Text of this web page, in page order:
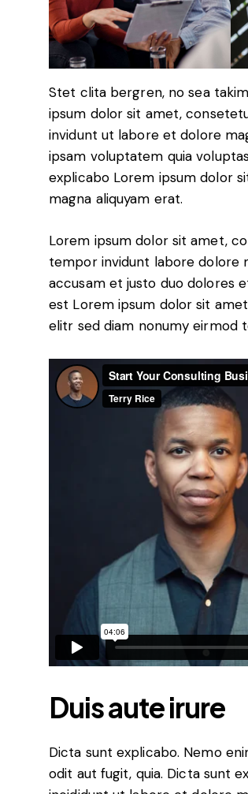
Stet clita bergren, no sea
ipsum dolor sit amet,
invidunt ut labore et dolore
ipsam voluptatem quia
explicabo Lorem ipsum dolor
magna aliquyam erat.
Lorem ipsum dolor sit amet,
tempor invidunt labore dolore
accusam et justo duo dolores
est Lorem ipsum dolor sit
elitr sed diam nonumy eirmod
Duis aute irure
Dicta sunt explicabo. Nemo
odit aut fugit, quia. Dicta sunt